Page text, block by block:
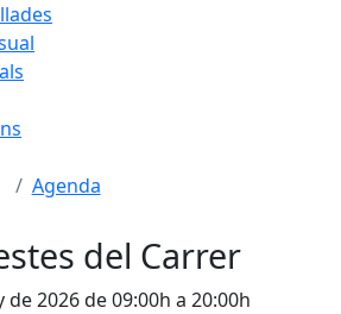
Agenda
del Carrer
2026 de 09:00h a 20:00h